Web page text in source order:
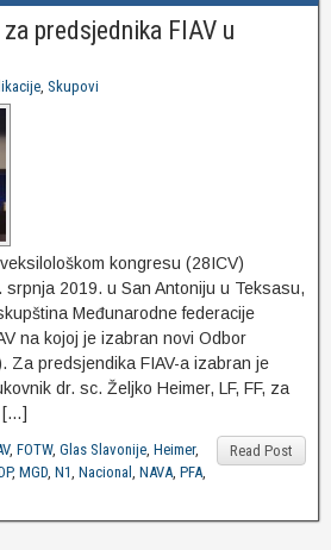
predsjednika FIAV u
, Skupovi
kongresu (28ICV)
2019. u San Antoniju u Teksasu,
Međunarodne federacije
na kojoj je izabran novi Odbor
Za predsjendika FIAV-a izabran je
dr. sc. Željko Heimer, LF, FF, za
[…]
Read Post
, FOTW, Glas Slavonije, Heimer,
, MGD, N1, Nacional , NAVA, PFA,